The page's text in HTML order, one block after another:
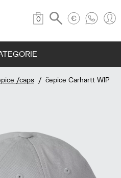
0
/caps / čepice Carhartt WIP